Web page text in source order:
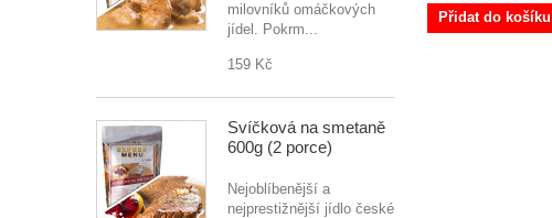
milovníků omáčkových
jídel. Pokrm...
159 Kč
Svíčková na smetaně
600g (2 porce)
Nejoblíbenější a
nejprestižnější jídlo české
Přidat do košíku